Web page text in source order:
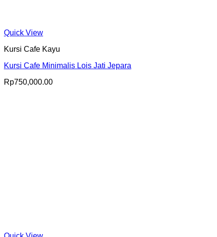
Quick View
Kursi Cafe Kayu
Kursi Cafe Minimalis Lois Jati Jepara
Rp750,000.00